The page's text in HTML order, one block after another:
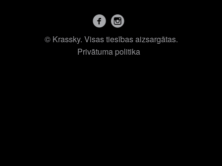
© Krassky. Visas tiesības aizsargātas.
Privātuma politika